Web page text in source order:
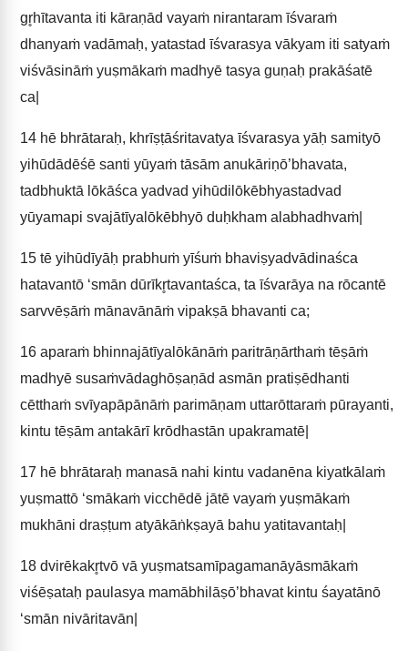
gr̥hītavanta iti kāraṇād vayaṁ nirantaram īśvaraṁ
dhanyaṁ vadāmaḥ, yatastad īśvarasya vākyam iti satyaṁ
viśvāsināṁ yuṣmākaṁ madhyē tasya guṇaḥ prakāśatē
ca|
14 hē bhrātaraḥ, khrīṣṭāśritavatya īśvarasya yāḥ samityō
yihūdādēśē santi yūyaṁ tāsām anukāriṇō’bhavata,
tadbhuktā lōkāśca yadvad yihūdilōkēbhyastadvad
yūyamapi svajātīyalōkēbhyō duḥkham alabhadhvaṁ|
15 tē yihūdīyāḥ prabhuṁ yīśuṁ bhaviṣyadvādinaśca
hatavantō ‘smān dūrīkr̥tavantaśca, ta īśvarāya na rōcantē
sarvvēṣāṁ mānavānāṁ vipakṣā bhavanti ca;
16 aparaṁ bhinnajātīyalōkānāṁ paritrāṇārthaṁ tēṣāṁ
madhyē susaṁvādaghōṣaṇād asmān pratiṣēdhanti
cētthaṁ svīyapāpānāṁ parimāṇam uttarōttaraṁ pūrayanti,
kintu tēṣām antakārī krōdhastān upakramatē|
17 hē bhrātaraḥ manasā nahi kintu vadanēna kiyatkālaṁ
yuṣmattō ‘smākaṁ vicchēdē jātē vayaṁ yuṣmākaṁ
mukhāni draṣṭum atyākāṅkṣayā bahu yatitavantaḥ|
18 dvirēkakr̥tvō vā yuṣmatsamīpagamanāyāsmākaṁ
viśēṣataḥ paulasya mamābhilāṣō’bhavat kintu śayatānō
‘smān nivāritavān|